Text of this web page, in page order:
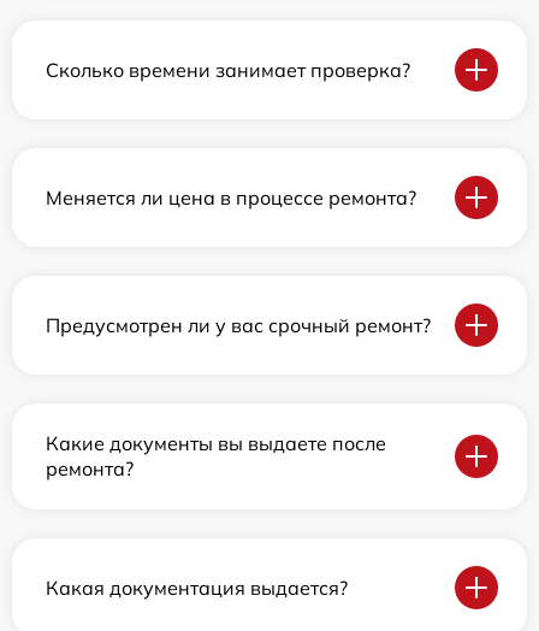
Сколько времени занимает проверка?
Меняется ли цена в процессе ремонта?
Предусмотрен ли у вас срочный ремонт?
Какие документы вы выдаете после
ремонта?
Какая документация выдается?